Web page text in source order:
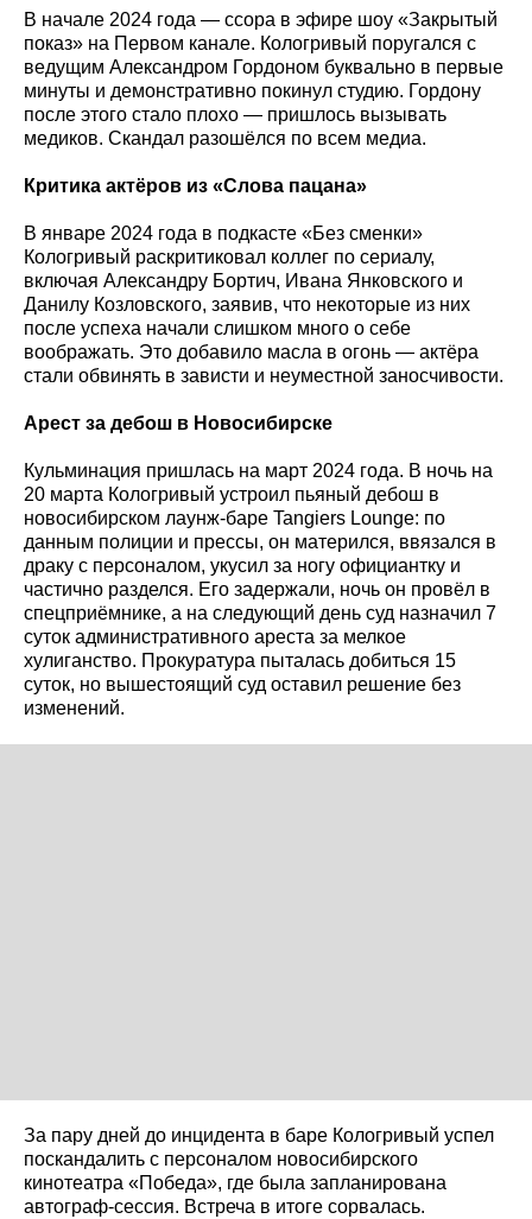
В начале 2024 года — ссора в эфире шоу «Закрытый
показ» на Первом канале. Кологривый поругался с
ведущим Александром Гордоном буквально в первые
минуты и демонстративно покинул студию. Гордону
после этого стало плохо — пришлось вызывать
медиков. Скандал разошёлся по всем медиа.
Критика актёров из «Слова пацана»
В январе 2024 года в подкасте «Без сменки»
Кологривый раскритиковал коллег по сериалу,
включая Александру Бортич, Ивана Янковского и
Данилу Козловского, заявив, что некоторые из них
после успеха начали слишком много о себе
воображать. Это добавило масла в огонь — актёра
стали обвинять в зависти и неуместной заносчивости.
Арест за дебош в Новосибирске
Кульминация пришлась на март 2024 года. В ночь на
20 марта Кологривый устроил пьяный дебош в
новосибирском лаунж-баре Tangiers Lounge: по
данным полиции и прессы, он матерился, ввязался в
драку с персоналом, укусил за ногу официантку и
частично разделся. Его задержали, ночь он провёл в
спецприёмнике, а на следующий день суд назначил 7
суток административного ареста за мелкое
хулиганство. Прокуратура пыталась добиться 15
суток, но вышестоящий суд оставил решение без
изменений.
За пару дней до инцидента в баре Кологривый успел
поскандалить с персоналом новосибирского
кинотеатра «Победа», где была запланирована
автограф-сессия. Встреча в итоге сорвалась.